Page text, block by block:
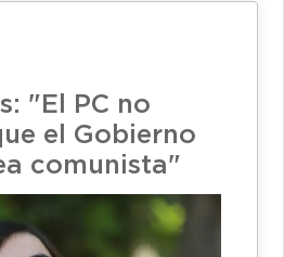
"El PC no
el Gobierno
comunista"